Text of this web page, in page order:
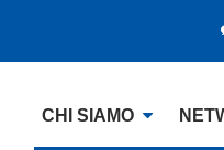
CHI SIAMO